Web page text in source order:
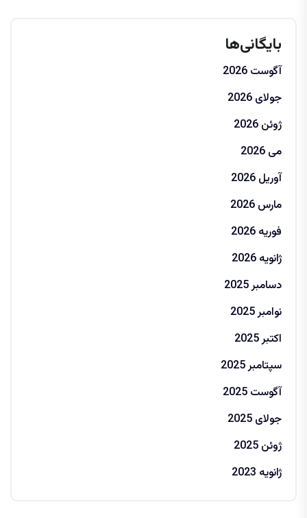
بایگانی‌ها
آگوست 2026
جولای 2026
ژوئن 2026
می 2026
آوریل 2026
مارس 2026
فوریه 2026
ژانویه 2026
دسامبر 2025
نوامبر 2025
اکتبر 2025
سپتامبر 2025
آگوست 2025
جولای 2025
ژوئن 2025
ژانویه 2023